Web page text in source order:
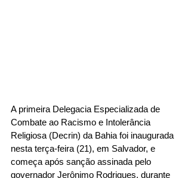
A primeira Delegacia Especializada de
Combate ao Racismo e Intolerância
Religiosa (Decrin) da Bahia foi inaugurada
nesta terça-feira (21), em Salvador, e
começa após sanção assinada pelo
governador Jerônimo Rodrigues, durante